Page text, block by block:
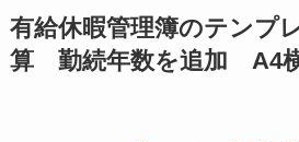
有給休暇管理簿のテンプ
算 勤続年数を追加 A4